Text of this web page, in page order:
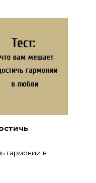
гармонии в